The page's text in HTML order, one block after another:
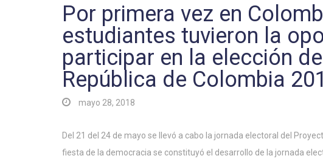
Por primera vez en
estudiantes tuvieron la
participar en la elección
República de Colombia
mayo 28, 2018
Del 21 del 24 de mayo se llevó a cabo la jornada electoral del
fiesta de la democracia se constituyó el desarrollo de la jornada